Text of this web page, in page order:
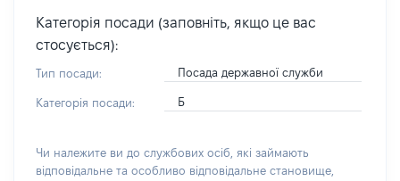
Категорія посади (заповніть, якщо це вас
стосується):
Тип посади: Посада державної служби
Категорія посади: Б
Чи належите ви до службових осіб, які займають
відповідальне та особливо відповідальне становище,